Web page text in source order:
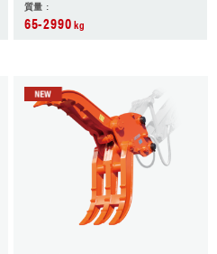
質量 :
65-2990kg